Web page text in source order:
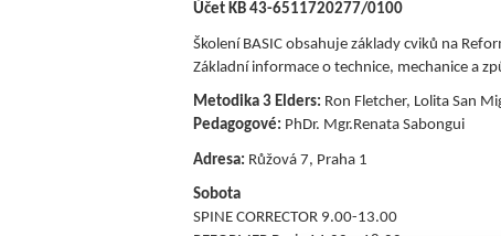
Účet KB 43-6511720277/0100
Školení BASIC obsahuje základy cviků na
Základní informace o technice, mechanice a
Metodika 3 Elders: Ron Fletcher, Lolita San
Pedagogové: PhDr. Mgr.Renata Sabongui
Adresa: Růžová 7, Praha 1
Sobota
SPINE CORRECTOR 9.00-13.00